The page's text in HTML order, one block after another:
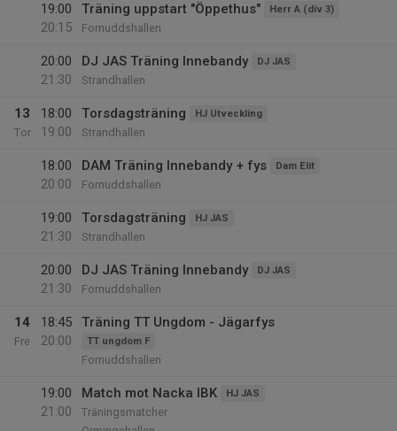
19:00
20:15
Träning uppstart "Öppethus" Herr A (div 3)
Fornuddshallen
20:00
21:30
DJ JAS Träning Innebandy DJ JAS
Strandhallen
13
Tor
18:00
19:00
Torsdagsträning HJ Utveckling
Strandhallen
18:00
20:00
DAM Träning Innebandy + fys Dam Elit
Fornuddshallen
19:00
21:30
Torsdagsträning HJ JAS
Strandhallen
20:00
21:30
DJ JAS Träning Innebandy DJ JAS
Fornuddshallen
14
Fre
18:45
20:00
Träning TT Ungdom - Jägarfys
TT ungdom F
Fornuddshallen
19:00
21:00
Match mot Nacka IBK HJ JAS
Träningsmatcher